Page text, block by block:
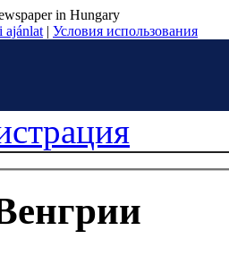
in Hungary
ajánlat | Условия использования